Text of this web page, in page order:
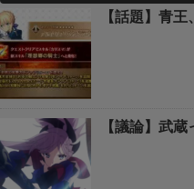
【話題】青
【議論】武